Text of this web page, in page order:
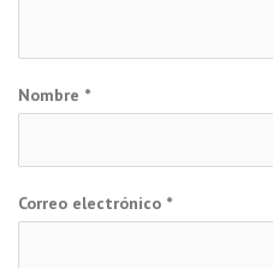
Nombre *
Correo electrónico *